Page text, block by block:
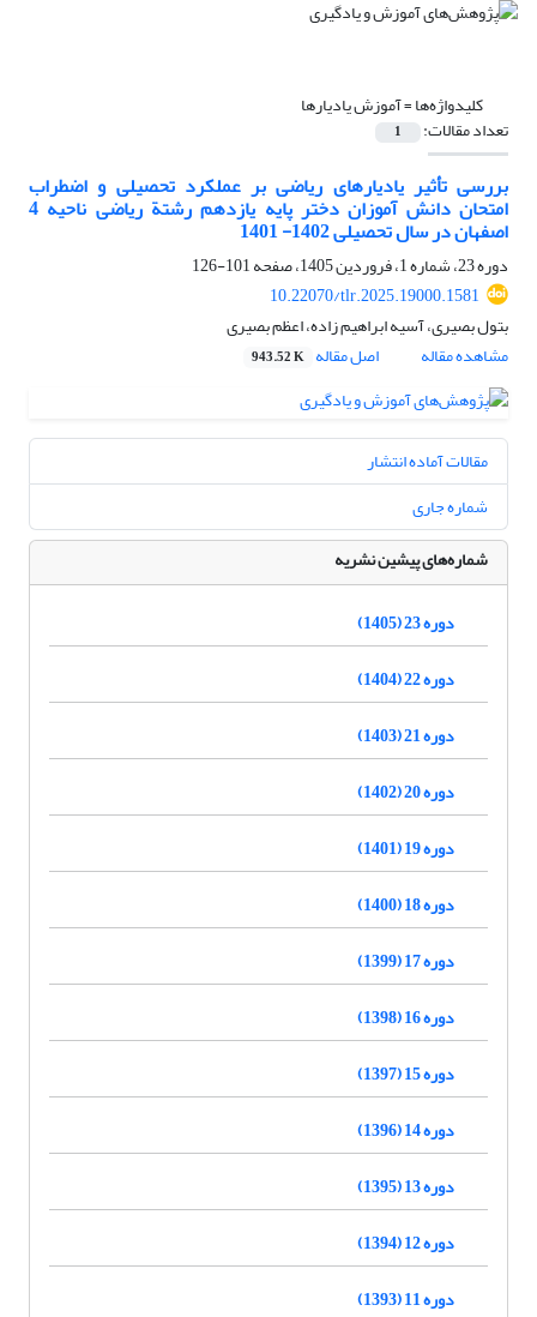
کلیدواژه‌ها =آموزش یادیارها
تعداد مقالات: 1
بررسی تأثیر یادیارهای ریاضی بر عملکرد تحصیلی و اضطراب
امتحان دانش آموزان دختر پایه یازدهم رشتة ریاضی ناحیه 4
اصفهان در سال تحصیلی 1402- 1401
دوره 23، شماره 1، فروردین 1405، صفحه
101-126
10.22070/tlr.2025.19000.1581
بتول بصیری، آسیه ابراهیم زاده، اعظم بصیری
مشاهده مقاله
اصل مقاله 943.52 K
مقالات آماده انتشار
شماره جاری
شماره‌های پیشین نشریه
دوره 23 (1405)
دوره 22 (1404)
دوره 21 (1403)
دوره 20 (1402)
دوره 19 (1401)
دوره 18 (1400)
دوره 17 (1399)
دوره 16 (1398)
دوره 15 (1397)
دوره 14 (1396)
دوره 13 (1395)
دوره 12 (1394)
دوره 11 (1393)